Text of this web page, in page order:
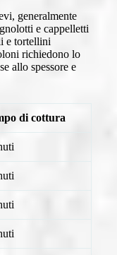
generalmente
e cappelletti
e tortellini
richiedono lo
allo spessore e
di cottura